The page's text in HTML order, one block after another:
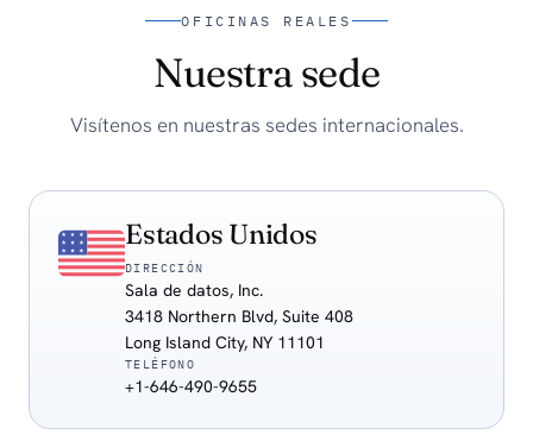
OFICINAS REALES
Nuestra sede
Visítenos en nuestras sedes internacionales.
Estados Unidos
DIRECCIÓN
Sala de datos, Inc.
3418 Northern Blvd, Suite 408
Long Island City, NY 11101
TELÉFONO
+1-646-490-9655